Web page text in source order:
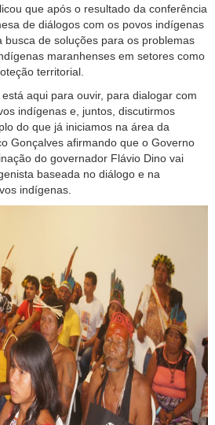
que após o resultado da conferência
de diálogos com os povos indígenas
busca de soluções para os problemas
maranhenses em setores como
territorial.
aqui para ouvir, para dialogar com
indígenas e, juntos, discutirmos
do que já iniciamos na área da
Gonçalves afirmando que o Governo
do governador Flávio Dino vai
baseada no diálogo e na
indígenas.